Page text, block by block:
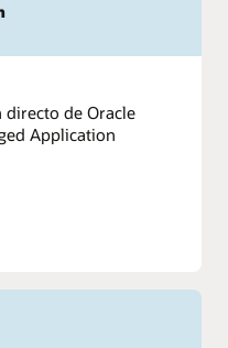
directo de Oracle
Application